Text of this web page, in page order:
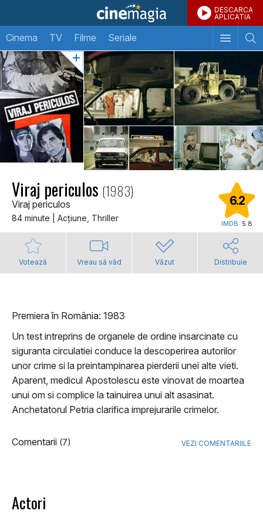
DESCARCA
APLICATIA
Cinema TV Filme Seriale
Viraj periculos (1983)
Viraj periculos
84 minute | Acţiune, Thriller
6.2
IMDB: 5.8
Votează Vreau să văd Văzut Distribuie
Premiera în România: 1983
Un test intreprins de organele de ordine insarcinate cu
siguranta circulatiei conduce la descoperirea autorilor
unor crime si la preintampinarea pierderii unei alte vieti.
Aparent, medicul Apostolescu este vinovat de moartea
unui om si complice la tainuirea unui alt asasinat.
Anchetatorul Petria clarifica imprejurarile crimelor.
Comentarii (7) VEZI COMENTARIILE
Actori